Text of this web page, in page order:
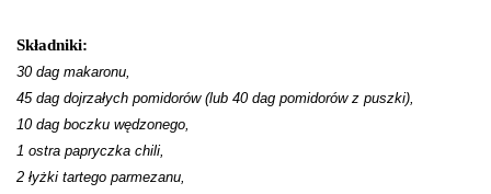
Składniki:
30 dag makaronu,
45 dag dojrzałych pomidorów (lub 40 dag pomidorów z puszki),
10 dag boczku wędzonego,
1 ostra papryczka chili,
2 łyżki tartego parmezanu,